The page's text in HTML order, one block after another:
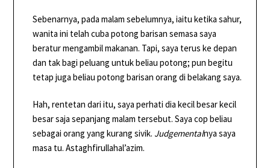
Sebenarnya, pada malam sebelumnya, iaitu ketika sahur,
wanita ini telah cuba potong barisan semasa saya
beratur mengambil makanan. Tapi, saya terus ke depan
dan tak bagi peluang untuk beliau potong; pun begitu
tetap juga beliau potong barisan orang di belakang saya.
Hah, rentetan dari itu, saya perhati dia kecil besar kecil
besar saja sepanjang malam tersebut. Saya cop beliau
sebagai orang yang kurang sivik. Judgementalnya saya
masa tu. Astaghfirullahal’azim.